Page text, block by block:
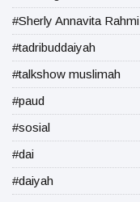
#Sherly Annavita Rahmi
#tadribuddaiyah
#talkshow muslimah
#paud
#sosial
#dai
#daiyah